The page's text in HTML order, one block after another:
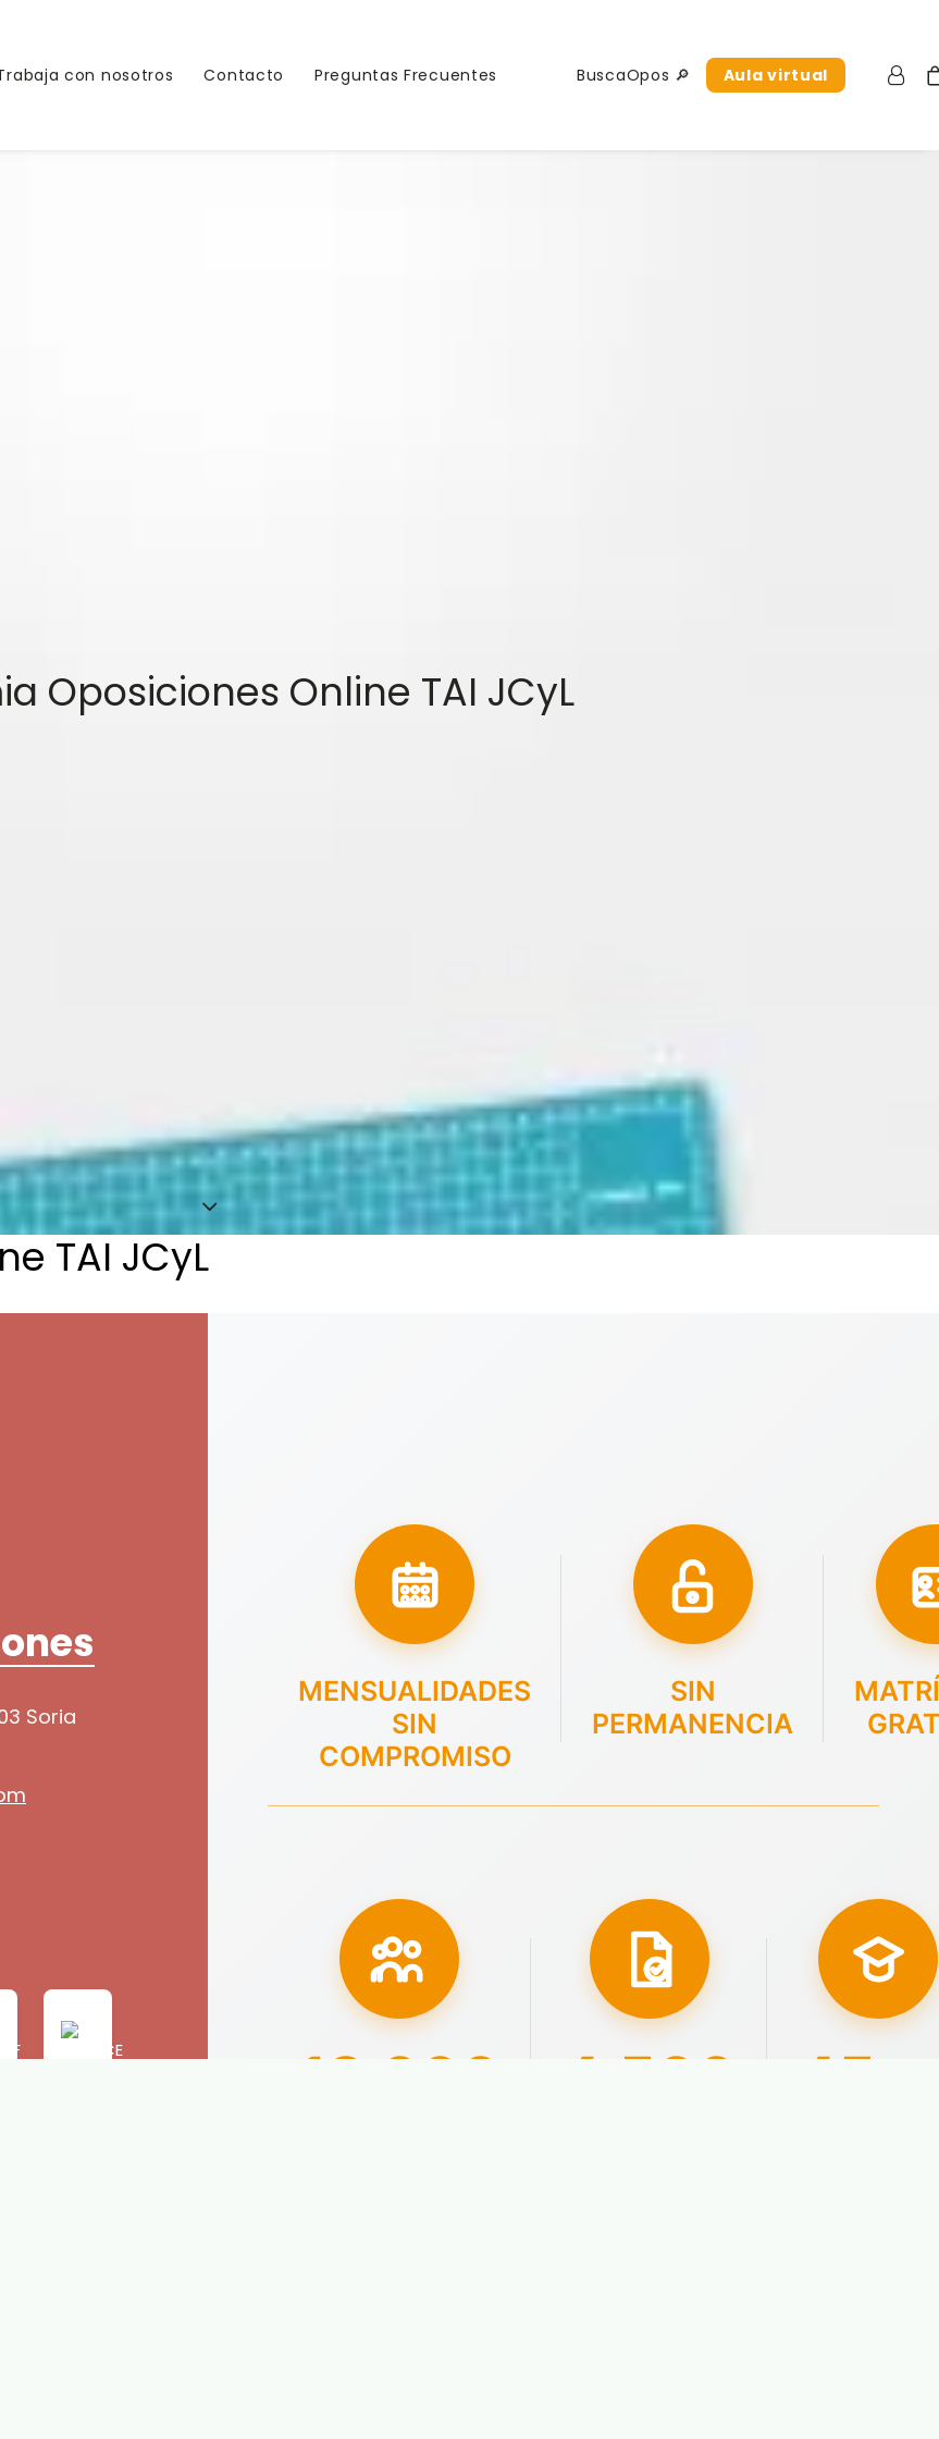
con nosotros Contacto Preguntas Frecuentes BuscaOpos 🔎 Aula virtual
Oposiciones Online TAI JCyL
TAI JCyL
Soria
MENSUALIDADES
SIN
COMPROMISO
SIN
PERMANENCIA
18.000 4.500 45